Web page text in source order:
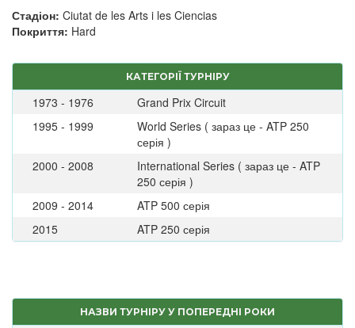
Стадіон: Ciutat de les Arts i les Ciencias
Покриття: Hard
КАТЕГОРІЇ ТУРНІРУ
1973 - 1976
Grand Prix Circuit
1995 - 1999
World Series ( зараз це - ATP 250
серія )
2000 - 2008
International Series ( зараз це - ATP
250 серія )
2009 - 2014
ATP 500 серія
2015
ATP 250 серія
НАЗВИ ТУРНІРУ У ПОПЕРЕДНІ РОКИ